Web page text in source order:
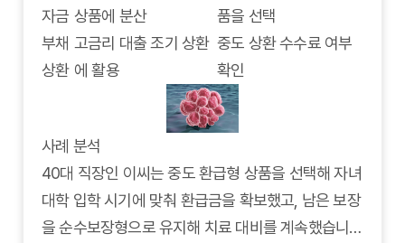
자금 상품에 분산
품을 선택
부채
상환
고금리 대출 조기 상환
에 활용
중도 상환 수수료 여부
확인
사례 분석
40대 직장인 이씨는 중도 환급형 상품을 선택해 자녀
대학 입학 시기에 맞춰 환급금을 확보했고, 남은 보장
을 순수보장형으로 유지해 치료 대비를 계속했습니